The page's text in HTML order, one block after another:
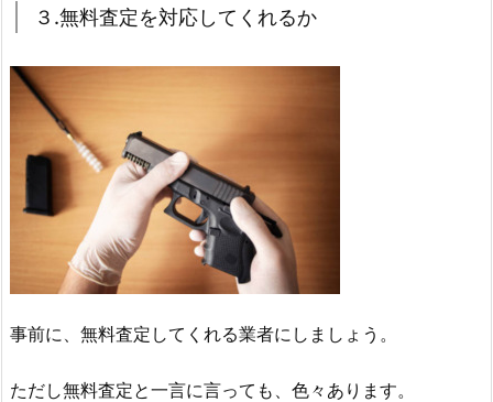
３.無料査定を対応してくれるか
事前に、無料査定してくれる業者にしましょう。
ただし無料査定と一言に言っても、色々あります。